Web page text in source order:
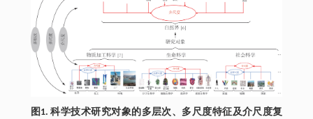
图1. 科学技术研究对象的多层次、多尺度特征及介尺度复